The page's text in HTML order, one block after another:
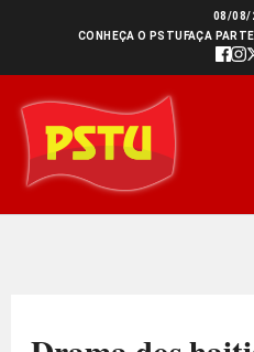
conteúdo
08/08/
CONHEÇA O PSTU FAÇA PARTE